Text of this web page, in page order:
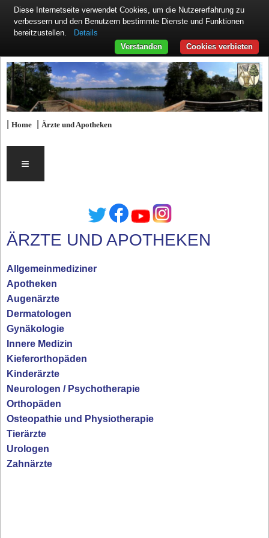
|Home |Ärzte und Apotheken
≡
ÄRZTE UND APOTHEKEN
Allgemeinmediziner
Apotheken
Augenärzte
Dermatologen
Gynäkologie
Innere Medizin
Kieferorthopäden
Kinderärzte
Neurologen / Psychotherapie
Orthopäden
Osteopathie und Physiotherapie
Tierärzte
Urologen
Zahnärzte
Diese Internetseite verwendet Cookies, um die Nutzererfahrung zu
verbessern und den Benutzern bestimmte Dienste und Funktionen
bereitzustellen.
Details
Cookies verbieten
Verstanden